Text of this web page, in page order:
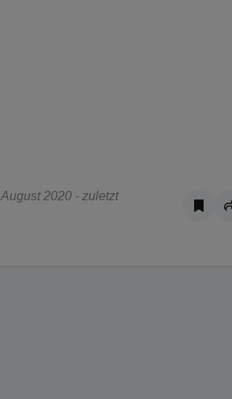
2020 - zuletzt